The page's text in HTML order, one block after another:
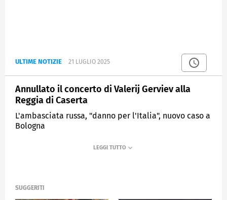
ULTIME NOTIZIE 21 LUGLIO 2025
Annullato il concerto di Valerij Gerviev alla
Reggia di Caserta
L'ambasciata russa, "danno per l'Italia", nuovo caso a
Bologna
SUGGERITI